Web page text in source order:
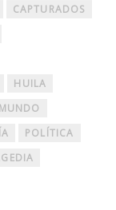
CAPTURADOS
HUILA
MUNDO
POLÍTICA